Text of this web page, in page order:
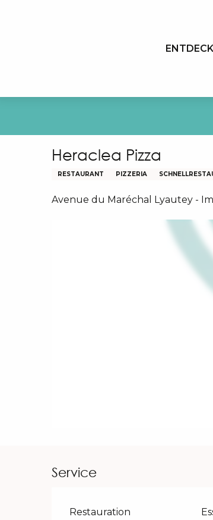
Heraclea Pizza
RESTAURANT PIZZERIA
Avenue du Maréchal Lyautey -
Service
Restauration